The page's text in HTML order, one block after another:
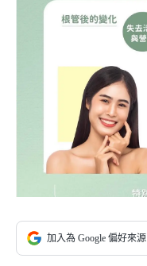
加入為 Google 偏好來源